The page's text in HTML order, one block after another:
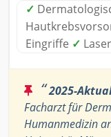
✓
Eingriffe ✓
“2025-
Facharzt für
Humanmedizin